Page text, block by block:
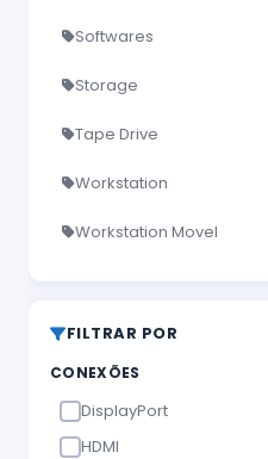
Softwares
Storage
Tape Drive
Workstation
Workstation Movel
FILTRAR POR
CONEXÕES
DisplayPort
HDMI